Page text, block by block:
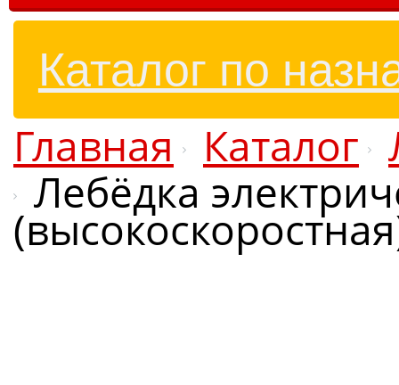
Каталог по
Главная Каталог
Лебёдка